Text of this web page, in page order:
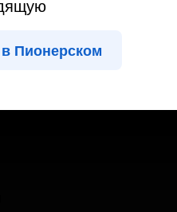
Пионерском